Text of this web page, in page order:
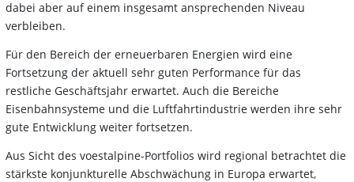
dabei aber auf einem insgesamt ansprechenden Niveau
verbleiben.
Für den Bereich der erneuerbaren Energien wird eine
Fortsetzung der aktuell sehr guten Performance für das
restliche Geschäftsjahr erwartet. Auch die Bereiche
Eisenbahnsysteme und die Luftfahrtindustrie werden ihre sehr
gute Entwicklung weiter fortsetzen.
Aus Sicht des voestalpine-Portfolios wird regional betrachtet die
stärkste konjunkturelle Abschwächung in Europa erwartet,